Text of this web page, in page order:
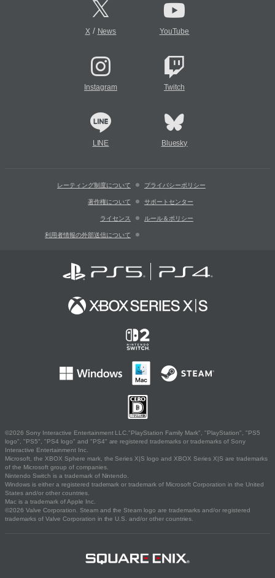
X/ News YouTube
Instagram Twitch
LINE Bluesky
レーティング制度について プライバシーポリシー
著作権について サポートセンター
ライセンス ルール＆ポリシー
利用者情報の外部送信について
©2026 Sony Interactive Entertainment LLC."PlayStation Family Mark", "PlayStation", "PS5
logo", "PS5", "PS4 logo" and "PS4" are registered trademarks or trademarks of Sony
Interactive Entertainment Inc.
Microsoft, the XBOX Sphere mark, the Series X|S logo and XBOX Series X|S are trademarks
of the Microsoft group of companies.
Nintendo Switch is a trademark of Nintendo.
Windows is either a registered trademark or trademark of Microsoft Corporation in the United
States and/or other countries.
Mac is a trademark of Apple Inc.
©2026 Valve Corporation. Steam and the Steam logo are trademarks and/or registered
trademarks of Valve Corporation in the U.S. and/or other countries.